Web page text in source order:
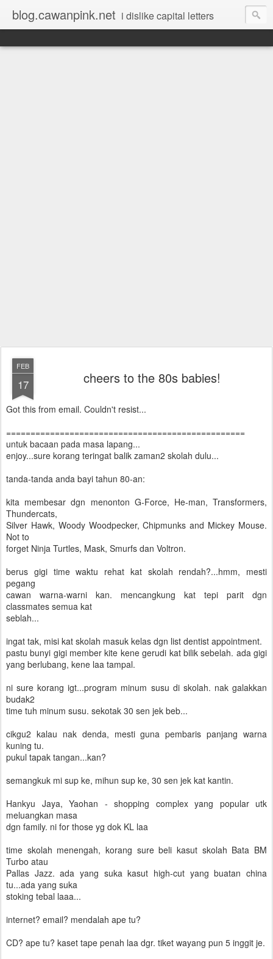
blog.cawanpink.net i dislike capital letters
FEB
17 cheers to the 80s babies!
Got this from email. Couldn't resist...
=================================================
untuk bacaan pada masa lapang...
enjoy...sure korang teringat balik zaman2 skolah dulu...
tanda-tanda anda bayi tahun 80-an:
kita membesar dgn menonton G-Force, He-man, Transformers,
Thundercats,
Silver Hawk, Woody Woodpecker, Chipmunks and Mickey Mouse.
Not to
forget Ninja Turtles, Mask, Smurfs dan Voltron.
berus gigi time waktu rehat kat skolah rendah?...hmm, mesti
pegang
cawan warna-warni kan. mencangkung kat tepi parit dgn
classmates semua kat
seblah...
ingat tak, misi kat skolah masuk kelas dgn list dentist appointment.
pastu bunyi gigi member kite kene gerudi kat bilik sebelah. ada gigi
yang berlubang, kene laa tampal.
ni sure korang igt...program minum susu di skolah. nak galakkan
budak2
time tuh minum susu. sekotak 30 sen jek beb...
cikgu2 kalau nak denda, mesti guna pembaris panjang warna
kuning tu.
pukul tapak tangan...kan?
semangkuk mi sup ke, mihun sup ke, 30 sen jek kat kantin.
Hankyu Jaya, Yaohan - shopping complex yang popular utk
meluangkan masa
dgn family. ni for those yg dok KL laa
time skolah menengah, korang sure beli kasut skolah Bata BM
Turbo atau
Pallas Jazz. ada yang suka kasut high-cut yang buatan china
tu...ada yang suka
stoking tebal laaa...
internet? email? mendalah ape tu?
CD? ape tu? kaset tape penah laa dgr. tiket wayang pun 5 inggit je.